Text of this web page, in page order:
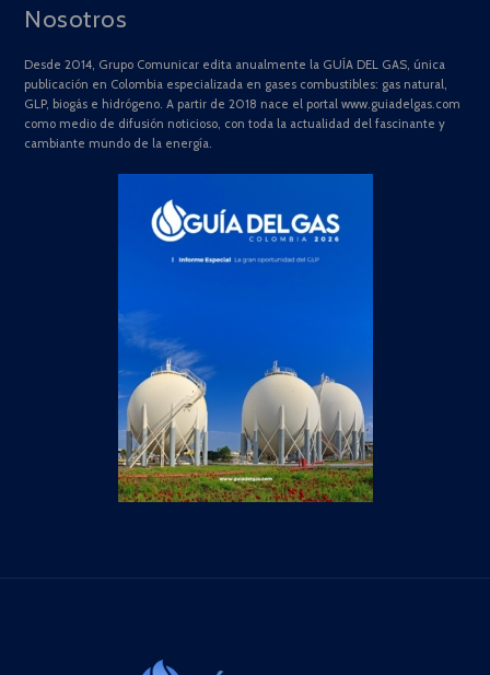
Nosotros
Desde 2014, Grupo Comunicar edita anualmente la GUÍA DEL GAS, única
publicación en Colombia especializada en gases combustibles: gas natural,
GLP, biogás e hidrógeno. A partir de 2018 nace el portal www.guiadelgas.com
como medio de difusión noticioso, con toda la actualidad del fascinante y
cambiante mundo de la energía.